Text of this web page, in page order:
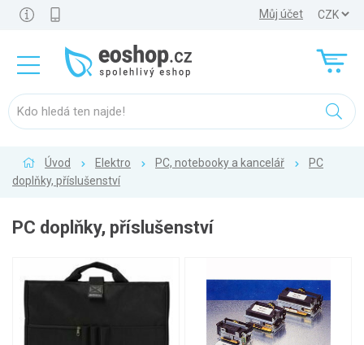
Můj účet
Úvod Elektro PC, notebooky a kancelář
PC
doplňky, příslušenství
PC doplňky, příslušenství